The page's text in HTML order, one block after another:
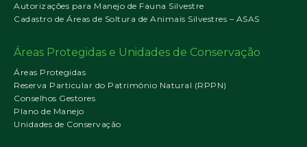
Autorizações para Manejo de Fauna Silvestre
Cadastro de Áreas de Soltura de Animais Silvestres – ASAS
Áreas Protegidas e Unidades de Conservação
Áreas Protegidas
Reserva Particular do Patrimônio Natural (RPPN)
Conselhos Gestores
Plano de Manejo
Unidades de Conservação